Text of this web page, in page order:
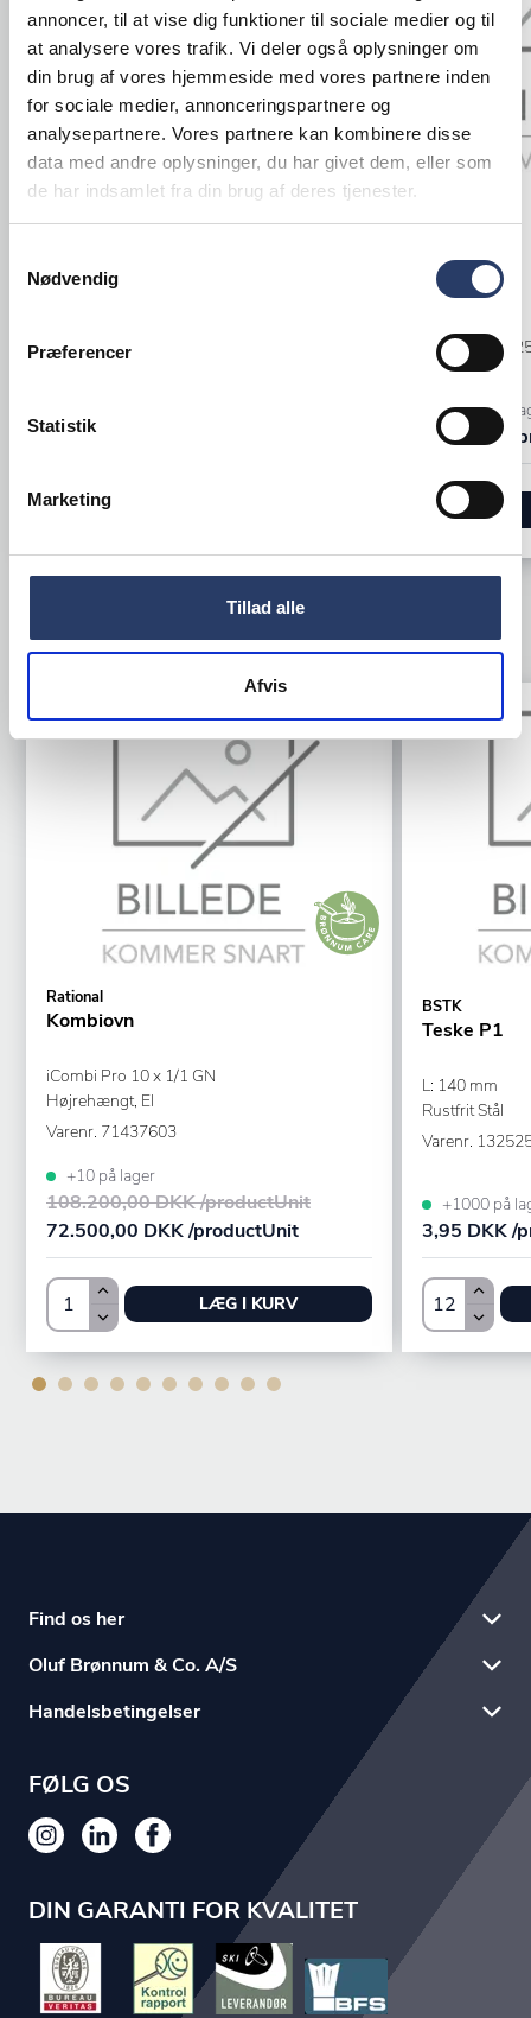
annoncer, til at vise dig funktioner til sociale medier og til
at analysere vores trafik. Vi deler også oplysninger om
din brug af vores hjemmeside med vores partnere inden
for sociale medier, annonceringspartnere og
analysepartnere. Vores partnere kan kombinere disse
data med andre oplysninger, du har givet dem, eller som
de har indsamlet fra din brug af deres tjenester.
Nødvendig
Præferencer
Statistik
Marketing
Tillad alle
Afvis
Rational
Kombiovn
iCombi Pro 10 x 1/1 GN
72.500,00 DKK /productUnit
L: 140 mm
Varenr.
+1000 på
3,95 DKK
TILBEHØR
Tilbud
Rational
Kombiovn
iCombi Pro 10 x 1/1 GN
Højrehængt, El
Varenr. 71437603
+10 på lager
108.200,00 DKK /productUnit
72.500,00 DKK /productUnit
LÆG I KURV
Tilbud
BSTK
Teske P1
L: 140 mm
Rustfrit Stål
Varenr.
+1000 på
3,95 DKK /
Find os her
Oluf Brønnum & Co. A/S
Handelsbetingelser
FØLG OS
DIN GARANTI FOR KVALITET